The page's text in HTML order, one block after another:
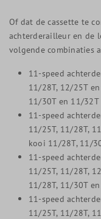
Of dat de cassette te
achterderailleur en de
volgende combinaties
11-speed
11/28T, 12/25T
11/30T en 11/32T
11-speed
11/25T, 11/28T,
kooi 11/28T, 11/
11-speed
11/25T, 11/28T,
11/28T, 11/30T
11-speed
11/25T, 11/28T,